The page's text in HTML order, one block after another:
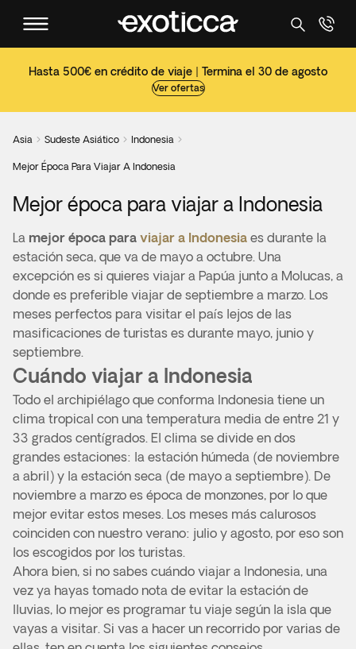
Hasta 500€ en crédito de viaje | Termina el 30 de agosto
Ver ofertas
Asia  Sudeste Asiático  Indonesia 
Mejor Época Para Viajar A Indonesia
Mejor época para viajar a Indonesia
La mejor época para viajar a Indonesia es durante la
estación seca, que va de mayo a octubre. Una
excepción es si quieres viajar a Papúa junto a Molucas, a
donde es preferible viajar de septiembre a marzo. Los
meses perfectos para visitar el país lejos de las
masificaciones de turistas es durante mayo, junio y
septiembre.
Cuándo viajar a Indonesia
Todo el archipiélago que conforma Indonesia tiene un
clima tropical con una temperatura media de entre 21 y
33 grados centígrados. El clima se divide en dos
grandes estaciones: la estación húmeda (de noviembre
a abril) y la estación seca (de mayo a septiembre). De
noviembre a marzo es época de monzones, por lo que
mejor evitar estos meses. Los meses más calurosos
coinciden con nuestro verano: julio y agosto, por eso son
los escogidos por los turistas.
Ahora bien, si no sabes cuándo viajar a Indonesia, una
vez ya hayas tomado nota de evitar la estación de
lluvias, lo mejor es programar tu viaje según la isla que
vayas a visitar. Si vas a hacer un recorrido por varias de